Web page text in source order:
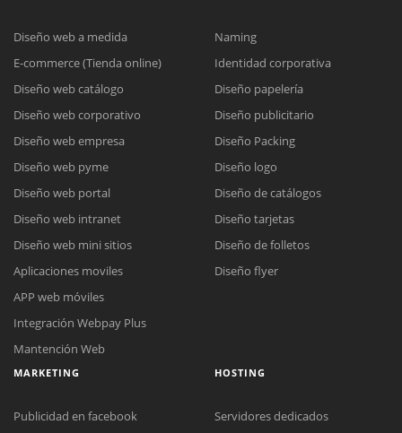
Diseño web a medida
E-commerce (Tienda online)
Diseño web catálogo
Diseño web corporativo
Diseño web empresa
Diseño web pyme
Diseño web portal
Diseño web intranet
Diseño web mini sitios
Aplicaciones moviles
APP web móviles
Integración Webpay Plus
Mantención Web
Naming
Identidad corporativa
Diseño papelería
Diseño publicitario
Diseño Packing
Diseño logo
Diseño de catálogos
Diseño tarjetas
Diseño de folletos
Diseño flyer
MARKETING
Publicidad en facebook
HOSTING
Servidores dedicados